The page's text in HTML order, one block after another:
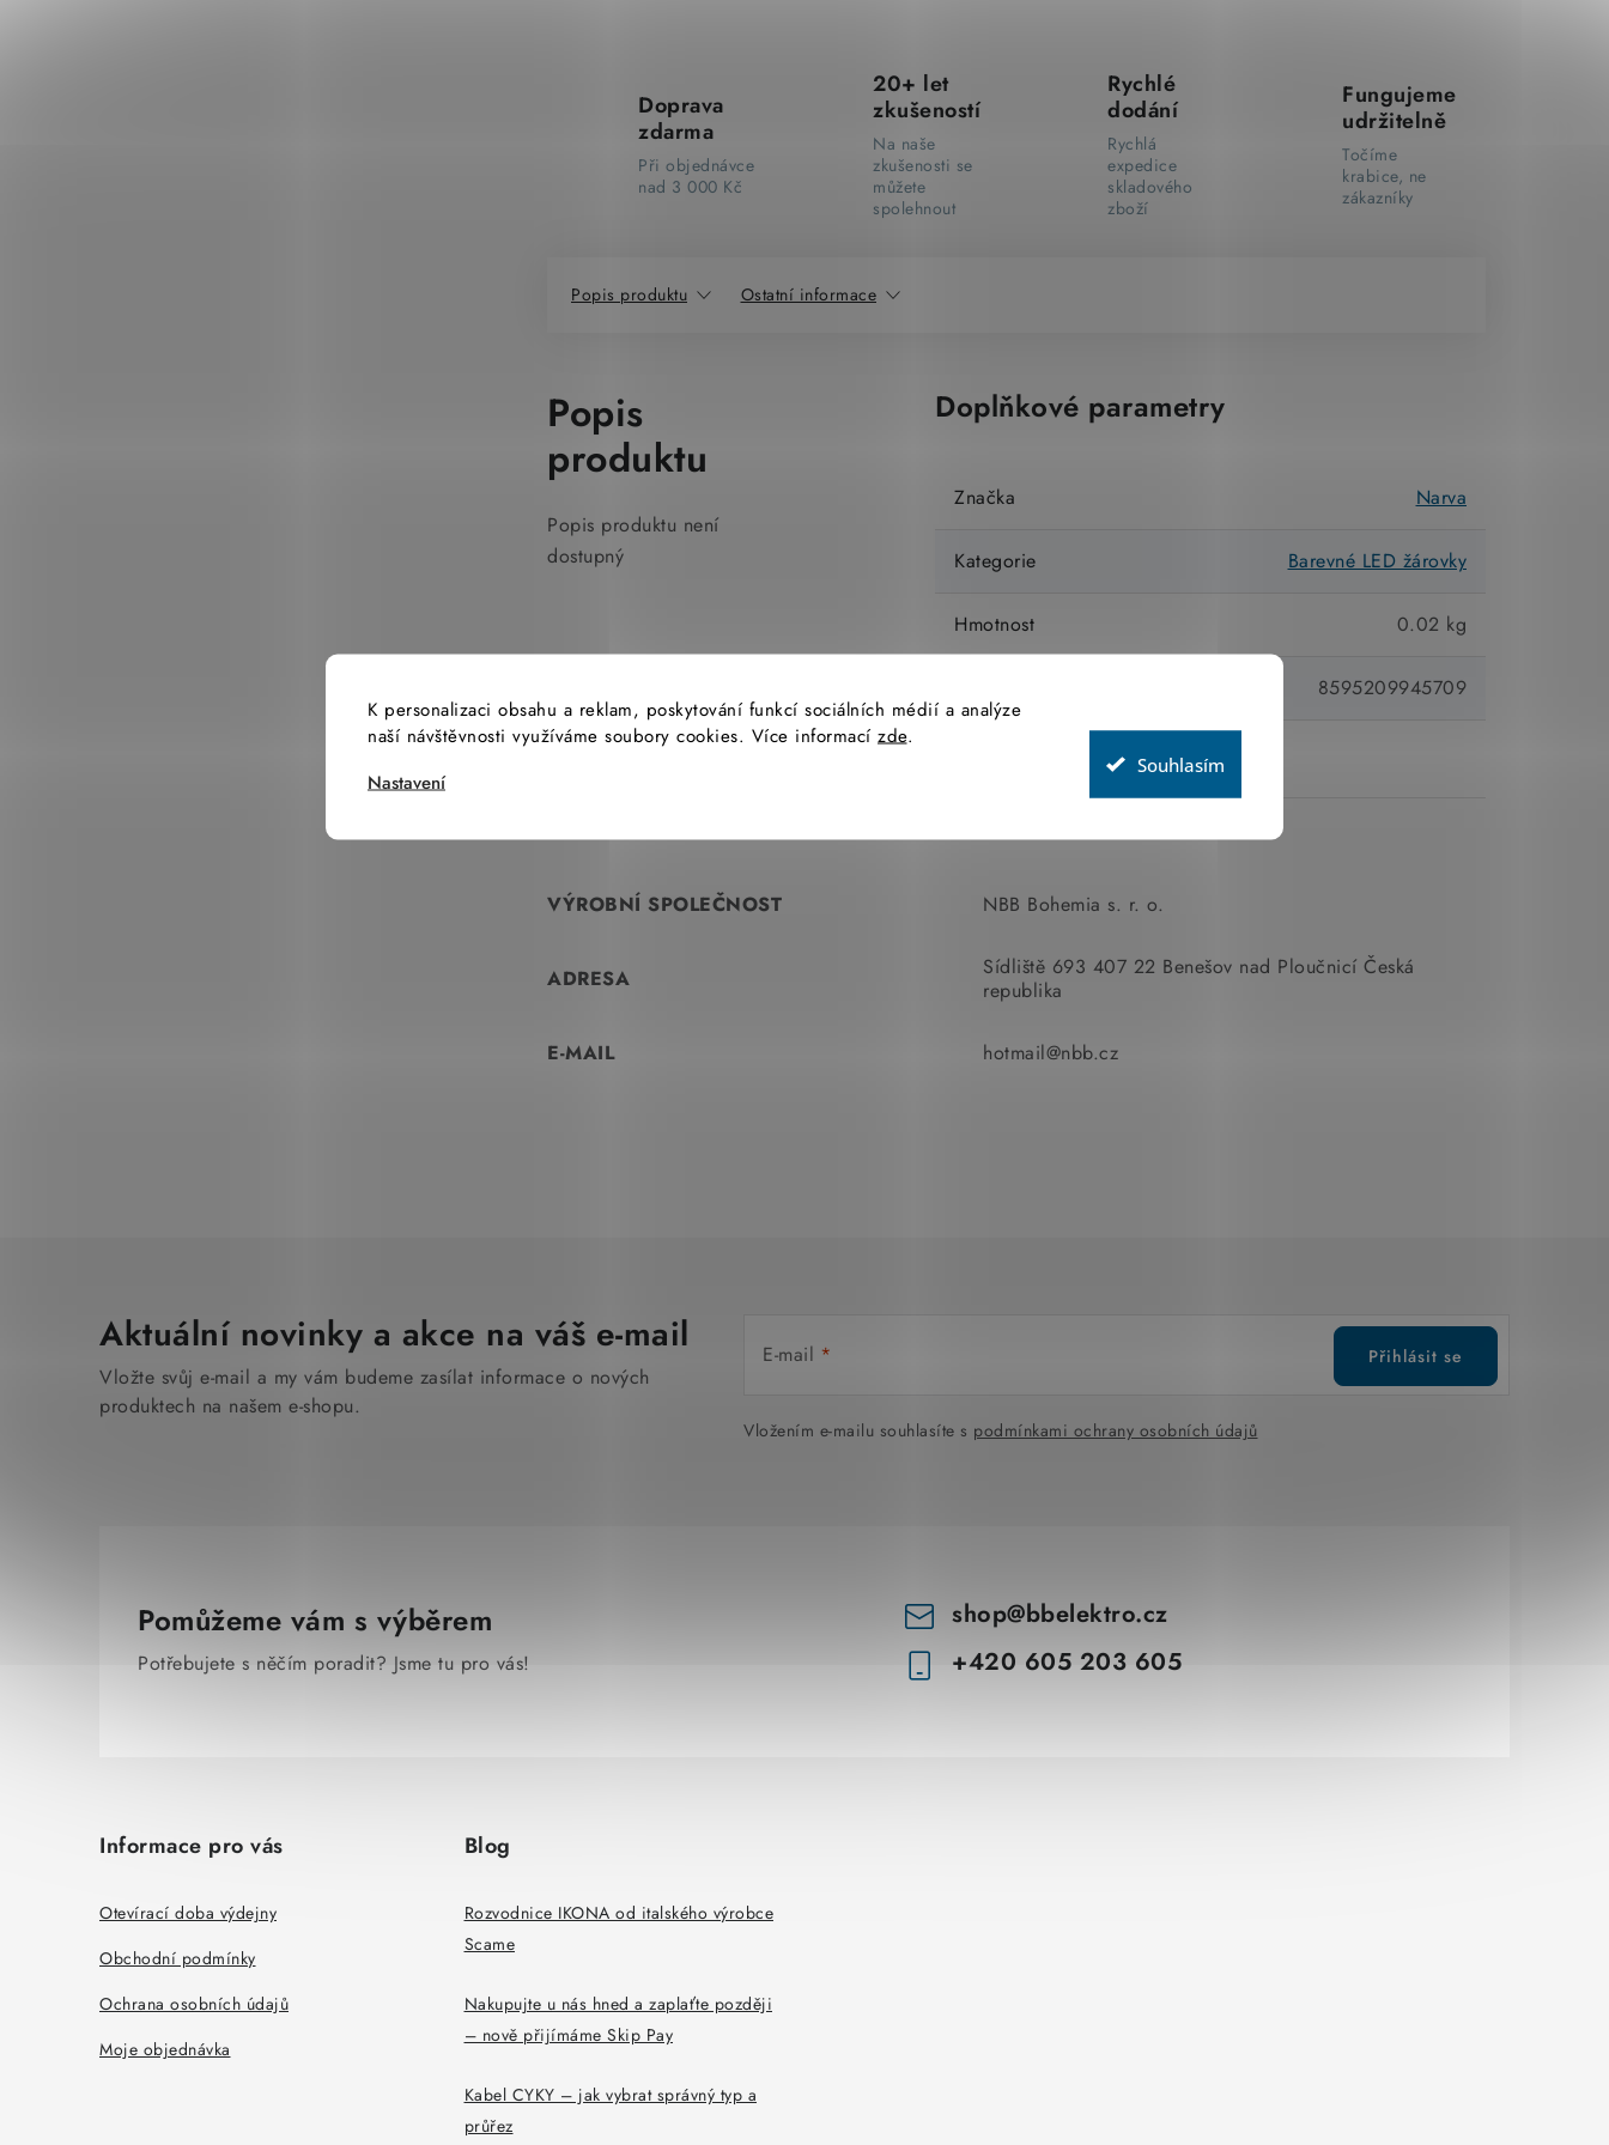
K personalizaci obsahu a reklam, poskytování funkcí sociálních médií a analýze
naší návštěvnosti využíváme soubory cookies. Více informací zde.
Nastavení
Souhlasím
Doprava
zdarma
Při objednávce
nad 3 000 Kč
20+ let
zkušeností
Na naše
zkušenosti se
můžete
spolehnout
Rychlé
dodání
Rychlá
expedice
skladového
zboží
Fungujeme
udržitelně
Točíme
krabice, ne
zákazníky
Popis produktu Ostatní informace
Popis
produktu
Popis produktu není
dostupný
Doplňkové parametry
Značka Narva
Kategorie Barevné LED žárovky
Hmotnost 0.02 kg
8595209945709
VÝROBNÍ SPOLEČNOST NBB Bohemia s. r. o.
ADRESA
Sídliště 693 407 22 Benešov nad Ploučnicí Česká
republika
E-MAIL hotmail@nbb.cz
Aktuální novinky a akce na váš e-mail
Vložte svůj e-mail a my vám budeme zasílat informace o nových
produktech na našem e-shopu.
E-mail
Vložením e-mailu souhlasíte s podmínkami ochrany osobních údajů
Přihlásit se
Pomůžeme vám s výběrem
Potřebujete s něčím poradit? Jsme tu pro vás!
shop@bbelektro.cz
+420 605 203 605
Informace pro vás
Otevírací doba výdejny
Obchodní podmínky
Ochrana osobních údajů
Moje objednávka
Blog
Rozvodnice IKONA od italského výrobce
Scame
Nakupujte u nás hned a zaplaťte později
– nově přijímáme Skip Pay
Kabel CYKY – jak vybrat správný typ a
průřez